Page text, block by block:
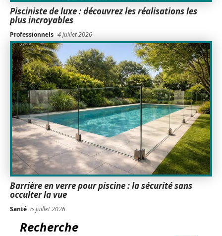
Pisciniste de luxe : découvrez les réalisations les
plus incroyables
Professionnels 4 juillet 2026
Barrière en verre pour piscine : la sécurité sans
occulter la vue
Santé 5 juillet 2026
Recherche